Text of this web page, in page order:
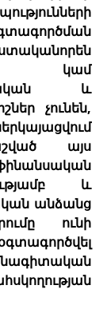
կամ
և
չունեն,
այս
և
անձանց
ունի